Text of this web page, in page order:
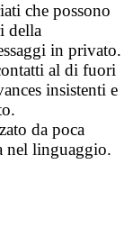
che possono
della
in privato.
al di fuori
insistenti e
da poca
nel linguaggio.